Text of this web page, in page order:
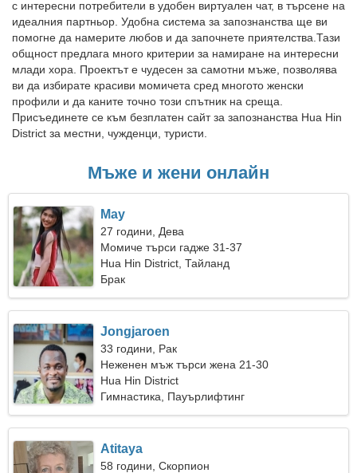
с интересни потребители в удобен виртуален чат, в търсене на
идеалния партньор. Удобна система за запознанства ще ви
помогне да намерите любов и да започнете приятелства.Тази
общност предлага много критерии за намиране на интересни
млади хора. Проектът е чудесен за самотни мъже, позволява
ви да избирате красиви момичета сред многото женски
профили и да каните точно този спътник на среща.
Присъединете се към безплатен сайт за запознанства Hua Hin
District за местни, чужденци, туристи.
Мъже и жени онлайн
May
27 години, Дева
Момиче търси гадже 31-37
Hua Hin District, Тайланд
Брак
Jongjaroen
33 години, Рак
Неженен мъж търси жена 21-30
Hua Hin District
Гимнастика, Пауърлифтинг
Atitaya
58 години, Скорпион